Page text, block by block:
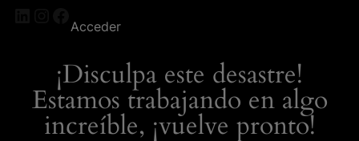
LinkedIn
Instagram
Facebook
Acceder
¡Disculpa este desastre!
Estamos trabajando en algo
increíble, ¡vuelve pronto!